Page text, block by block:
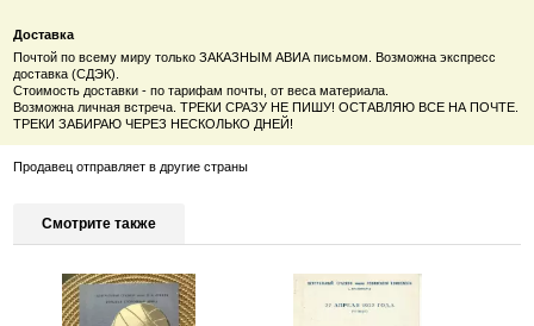
Доставка
Почтой по всему миру только ЗАКАЗНЫМ АВИА письмом. Возможна экспресс
доставка (СДЭК).
Стоимость доставки - по тарифам почты, от веса материала.
Возможна личная встреча. ТРЕКИ СРАЗУ НЕ ПИШУ! ОСТАВЛЯЮ ВСЕ НА ПОЧТЕ.
ТРЕКИ ЗАБИРАЮ ЧЕРЕЗ НЕСКОЛЬКО ДНЕЙ!
Продавец отправляет в другие страны
Смотрите также